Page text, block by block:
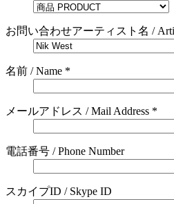
お問い合わせアーティスト名 /
名前 / Name *
メールアドレス / Mail Address *
電話番号 / Phone Number
スカイプID / Skype ID